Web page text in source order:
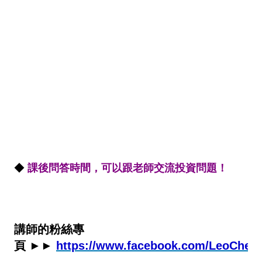
◆ 課後問答時間，可以跟老師交流投資問題！
講師的粉絲專
頁 ►► https://www.facebook.com/